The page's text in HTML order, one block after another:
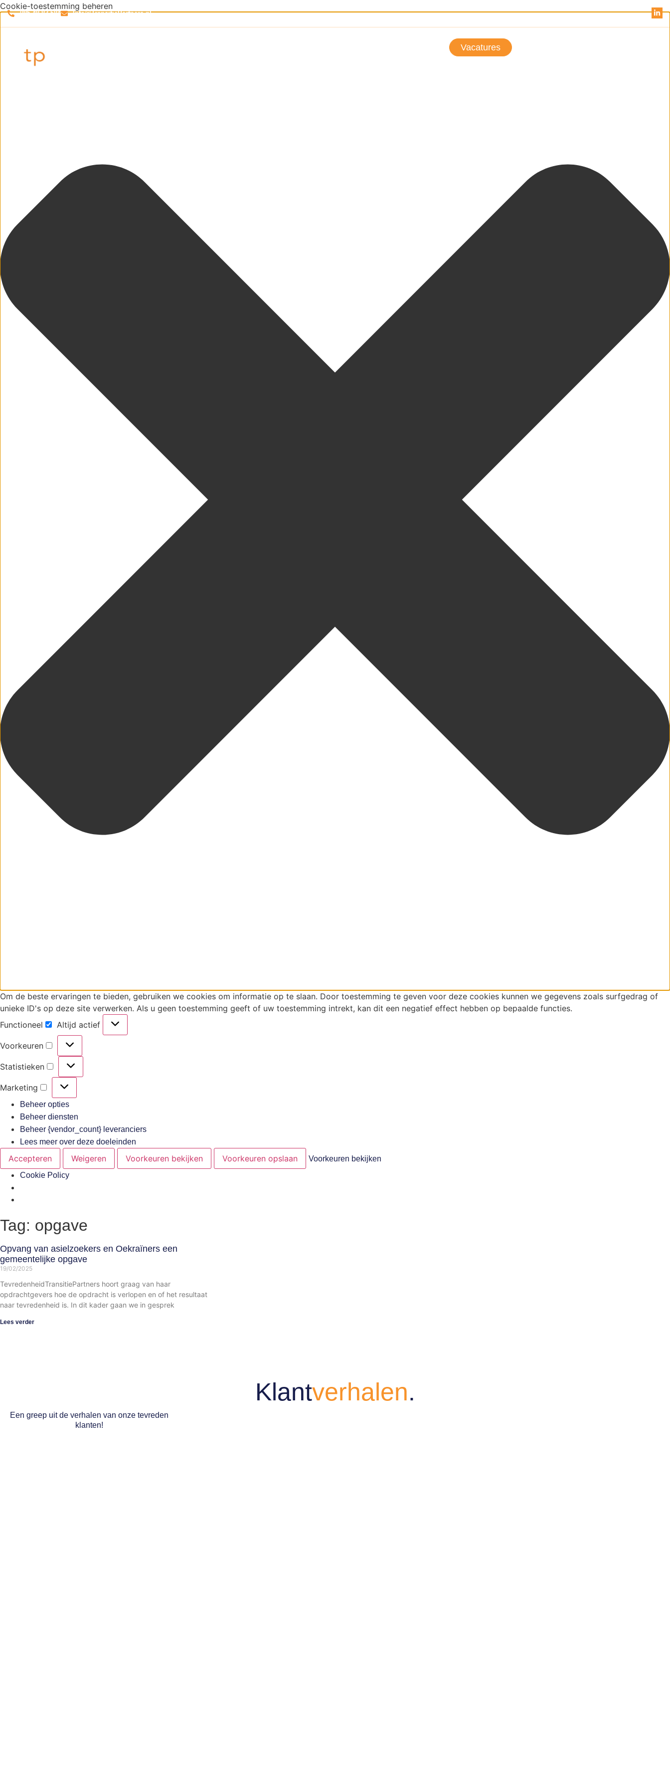
Cookie-toestemming beheren
Om de beste ervaringen te bieden, gebruiken we cookies om informatie op te slaan. Door toestemming te geven voor deze cookies kunnen we gegevens zoals surfgedrag of
unieke ID's op deze site verwerken. Als u geen toestemming geeft of uw toestemming intrekt, kan dit een negatief effect hebben op bepaalde functies.
Functioneel
Altijd actief
Voorkeuren
Statistieken
Marketing
Beheer opties
Beheer diensten
Beheer {vendor_count} leveranciers
Lees meer over deze doeleinden
Accepteren Weigeren Voorkeuren bekijken Voorkeuren opslaan
Voorkeuren bekijken
Cookie Policy
085 48 83 584 Info@TransitiePartners.nl
Vacatures
Tag: opgave
Opvang van asielzoekers en Oekraïners een
gemeentelijke opgave
19/02/2025
TevredenheidTransitiePartners hoort graag van haar
opdrachtgevers hoe de opdracht is verlopen en of het resultaat
naar tevredenheid is. In dit kader gaan we in gesprek
Lees verder
Klantverhalen.
Een greep uit de verhalen van onze tevreden
klanten!